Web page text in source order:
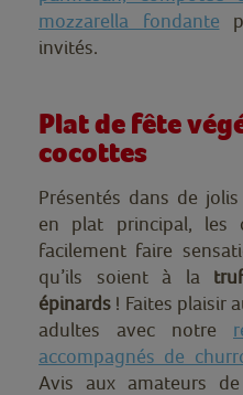
mozzarella fondante
invités.
Plat de fête
cocottes
Présentés dans de
en plat principal, les
facilement faire
qu’ils soient à la
épinards ! Faites plaisir
adultes avec notre
accompagnés de
Avis aux amateurs de